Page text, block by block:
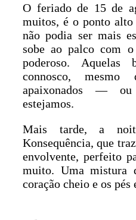
O feriado de 15 de
muitos, é o ponto alto
não podia ser mais
sobe ao palco com
poderoso. Aquelas
connosco, mesmo
apaixonados —
estejamos.
Mais tarde, a
Konsequência, que
envolvente, perfeito
muito. Uma mistura
coração cheio e os pés